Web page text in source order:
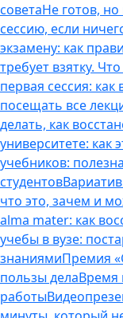
советаНе готов,
сессию, если
экзамену: как
требует взятку.
первая сессия: как
посещать все
делать, как
университете: как
учебников:
студентов
что это, зачем и
alma mater: как
учебы в вузе:
знаниямиПремия
пользы делаВремя
работы